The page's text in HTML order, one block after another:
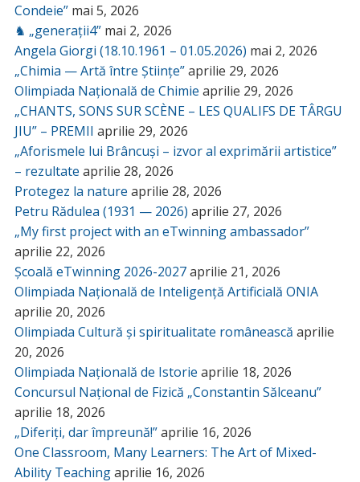
Condeie” mai 5, 2026
♞ „generații4” mai 2, 2026
Angela Giorgi (18.10.1961 – 01.05.2026) mai 2, 2026
„Chimia — Artă între Științe”aprilie 29, 2026
Olimpiada Națională de Chimie aprilie 29, 2026
„CHANTS, SONS SUR SCÈNE – LES QUALIFS DE TÂRGU
JIU” – PREMII aprilie 29, 2026
„Aforismele lui Brâncuși – izvor al exprimării artistice”
– rezultate aprilie 28, 2026
Protegez la nature aprilie 28, 2026
Petru Rădulea (1931 — 2026) aprilie 27, 2026
„My first project with an eTwinning ambassador”
aprilie 22, 2026
Școală eTwinning 2026-2027aprilie 21, 2026
Olimpiada Națională de Inteligență Artificială ONIA
aprilie 20, 2026
Olimpiada Cultură și spiritualitate românească aprilie
20, 2026
Olimpiada Națională de Istorie aprilie 18, 2026
Concursul Național de Fizică „Constantin Sălceanu”
aprilie 18, 2026
„Diferiți, dar împreună!”aprilie 16, 2026
One Classroom, Many Learners: The Art of Mixed-
Ability Teachingaprilie 16, 2026